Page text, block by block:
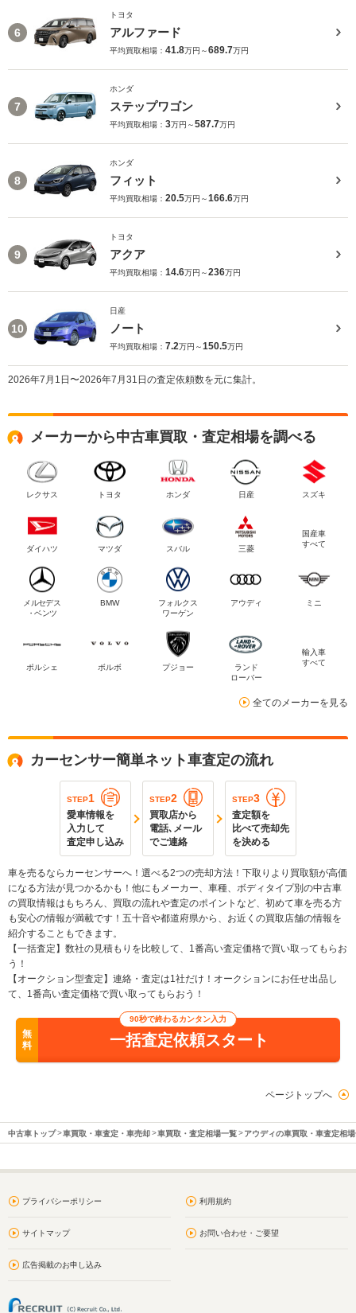
6
トヨタ
アルファード
平均買取相場： 41.8万円～689.7万円
7
ホンダ
ステップワゴン
平均買取相場： 3万円～587.7万円
8
ホンダ
フィット
平均買取相場： 20.5万円～166.6万円
9
トヨタ
アクア
平均買取相場： 14.6万円～236万円
10
日産
ノート
平均買取相場： 7.2万円～150.5万円
2026年7月1日〜2026年7月31日の査定依頼数を元に集計。
メーカーから中古車買取・査定相場を調べる
レクサス トヨタ ホンダ 日産 スズキ
ダイハツ マツダ スバル 三菱
国産車
すべて
メルセデス
・ベンツ
BMW
フォルクス
ワーゲン
アウディ ミニ
ポルシェ ボルボ プジョー
ランド
ローバー
輸入車
すべて
全てのメーカーを見る
カーセンサー簡単ネット車査定の流れ
STEP1
愛車情報を
入力して
査定申し込み
STEP2
買取店から
電話､メール
でご連絡
STEP3
査定額を
比べて売却先
を決める
車を売るならカーセンサーへ！選べる2つの売却方法！下取りより買取額が高価
になる方法が見つかるかも！他にもメーカー、車種、ボディタイプ別の中古車
の買取情報はもちろん、買取の流れや査定のポイントなど、初めて車を売る方
も安心の情報が満載です！五十音や都道府県から、お近くの買取店舗の情報を
紹介することもできます。
【一括査定】数社の見積もりを比較して、1番高い査定価格で買い取ってもらお
う！
【オークション型査定】連絡・査定は1社だけ！オークションにお任せ出品し
て、1番高い査定価格で買い取ってもらおう！
無
料
90秒で終わるカンタン入力
一括査定依頼スタート
ページトップへ
中古車トップ 車買取・車査定・車売却 車買取・査定相場一覧 アウディの車買取・車査定相
プライバシーポリシー 利用規約
サイトマップ お問い合わせ・ご要望
広告掲載のお申し込み